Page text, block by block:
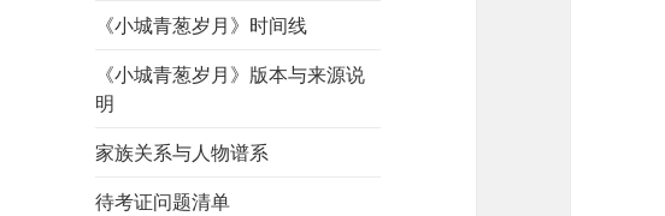
《小城青葱岁月》时间线
《小城青葱岁月》版本与来源说
明
家族关系与人物谱系
待考证问题清单